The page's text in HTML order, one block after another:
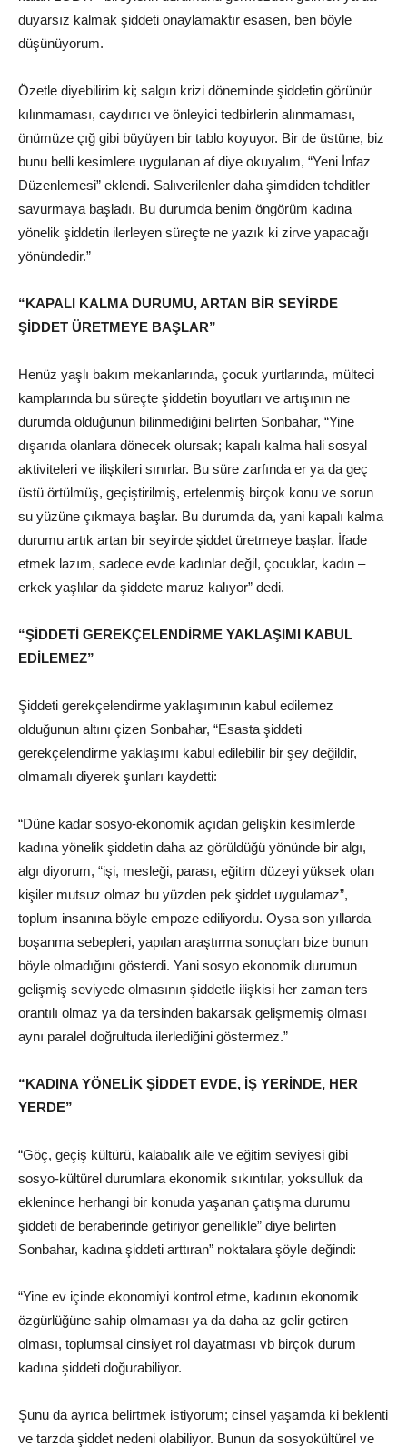
duyarsız kalmak şiddeti onaylamaktır esasen, ben böyle
düşünüyorum.
Özetle diyebilirim ki; salgın krizi döneminde şiddetin görünür
kılınmaması, caydırıcı ve önleyici tedbirlerin alınmaması,
önümüze çığ gibi büyüyen bir tablo koyuyor. Bir de üstüne, biz
bunu belli kesimlere uygulanan af diye okuyalım, “Yeni İnfaz
Düzenlemesi” eklendi. Salıverilenler daha şimdiden tehditler
savurmaya başladı. Bu durumda benim öngörüm kadına
yönelik şiddetin ilerleyen süreçte ne yazık ki zirve yapacağı
yönündedir.”
“KAPALI KALMA DURUMU, ARTAN BİR SEYİRDE
ŞİDDET ÜRETMEYE BAŞLAR”
Henüz yaşlı bakım mekanlarında, çocuk yurtlarında, mülteci
kamplarında bu süreçte şiddetin boyutları ve artışının ne
durumda olduğunun bilinmediğini belirten Sonbahar, “Yine
dışarıda olanlara dönecek olursak; kapalı kalma hali sosyal
aktiviteleri ve ilişkileri sınırlar. Bu süre zarfında er ya da geç
üstü örtülmüş, geçiştirilmiş, ertelenmiş birçok konu ve sorun
su yüzüne çıkmaya başlar. Bu durumda da, yani kapalı kalma
durumu artık artan bir seyirde şiddet üretmeye başlar. İfade
etmek lazım, sadece evde kadınlar değil, çocuklar, kadın –
erkek yaşlılar da şiddete maruz kalıyor” dedi.
“ŞİDDETİ GEREKÇELENDİRME YAKLAŞIMI KABUL
EDİLEMEZ”
Şiddeti gerekçelendirme yaklaşımının kabul edilemez
olduğunun altını çizen Sonbahar, “Esasta şiddeti
gerekçelendirme yaklaşımı kabul edilebilir bir şey değildir,
olmamalı diyerek şunları kaydetti:
“Düne kadar sosyo-ekonomik açıdan gelişkin kesimlerde
kadına yönelik şiddetin daha az görüldüğü yönünde bir algı,
algı diyorum, “işi, mesleği, parası, eğitim düzeyi yüksek olan
kişiler mutsuz olmaz bu yüzden pek şiddet uygulamaz”,
toplum insanına böyle empoze ediliyordu. Oysa son yıllarda
boşanma sebepleri, yapılan araştırma sonuçları bize bunun
böyle olmadığını gösterdi. Yani sosyo ekonomik durumun
gelişmiş seviyede olmasının şiddetle ilişkisi her zaman ters
orantılı olmaz ya da tersinden bakarsak gelişmemiş olması
aynı paralel doğrultuda ilerlediğini göstermez.”
“KADINA YÖNELİK ŞİDDET EVDE, İŞ YERİNDE, HER
YERDE”
“Göç, geçiş kültürü, kalabalık aile ve eğitim seviyesi gibi
sosyo-kültürel durumlara ekonomik sıkıntılar, yoksulluk da
eklenince herhangi bir konuda yaşanan çatışma durumu
şiddeti de beraberinde getiriyor genellikle” diye belirten
Sonbahar, kadına şiddeti arttıran” noktalara şöyle değindi:
“Yine ev içinde ekonomiyi kontrol etme, kadının ekonomik
özgürlüğüne sahip olmaması ya da daha az gelir getiren
olması, toplumsal cinsiyet rol dayatması vb birçok durum
kadına şiddeti doğurabiliyor.
Şunu da ayrıca belirtmek istiyorum; cinsel yaşamda ki beklenti
ve tarzda şiddet nedeni olabiliyor. Bunun da sosyokültürel ve